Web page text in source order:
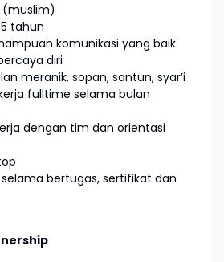
(muslim)
tahun
komunikasi yang baik
diri
meranik, sopan, santun, syar’i
fulltime selama bulan
dengan tim dan orientasi
bertugas, sertifikat dan